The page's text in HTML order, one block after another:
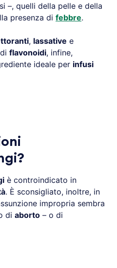
–, quelli della pelle e della
presenza di febbre.
, lassative e
flavonoidi, infine,
ideale per infusi
è controindicato in
. È sconsigliato, inoltre, in
impropria sembra
di aborto – o di